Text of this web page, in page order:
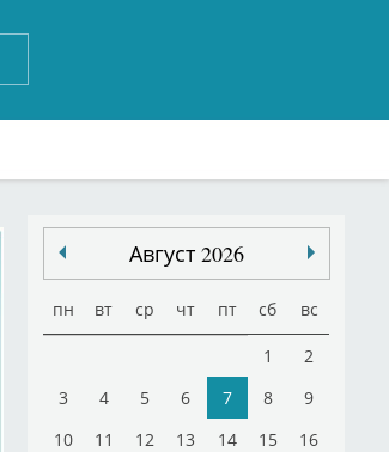
Август 2026
пн вт ср чт пт сб вс
1
2
3
4 5 6 7 8
9
10
11 12 13 14 15
16